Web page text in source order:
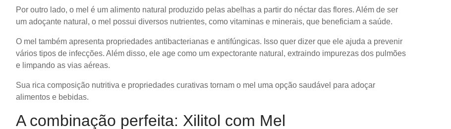
Por outro lado, o mel é um alimento natural produzido pelas abelhas a partir do néctar das flores. Além de ser
um adoçante natural, o mel possui diversos nutrientes, como vitaminas e minerais, que beneficiam a saúde.
O mel também apresenta propriedades antibacterianas e antifúngicas. Isso quer dizer que ele ajuda a prevenir
vários tipos de infecções. Além disso, ele age como um expectorante natural, extraindo impurezas dos pulmões
e limpando as vias aéreas.
Sua rica composição nutritiva e propriedades curativas tornam o mel uma opção saudável para adoçar
alimentos e bebidas.
A combinação perfeita: Xilitol com Mel